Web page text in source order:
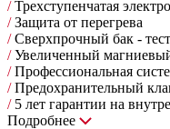
/Трехступенчатая
/Защита от перегрева
/Сверхпрочный бак -
/Увеличенный
/Профессиональная
/Предохранительный
/5 лет гарантии на
Подробнее